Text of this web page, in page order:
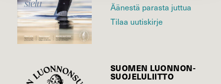
Äänestä parasta juttua
Tilaa uutiskirje
SUOMEN LUONNON­
SUOJELU­LIITTO